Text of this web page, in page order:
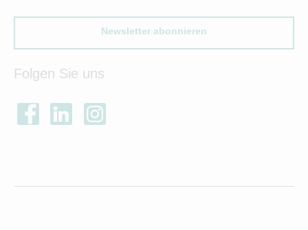
Newsletter abonnieren
Folgen Sie uns